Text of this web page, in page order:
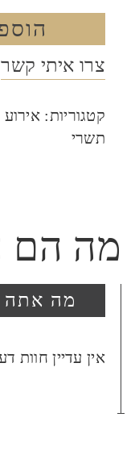
צרו איתי קשר
קטגוריות:
תשרי
מה הם
מה אתה
היה
אין עדיין חוות